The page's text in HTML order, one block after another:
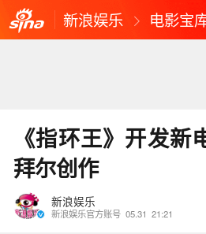
新浪娱乐 电影宝
《指环王》开发新
拜尔创作
新浪娱乐
新浪娱乐官方账号 05.31 21:21